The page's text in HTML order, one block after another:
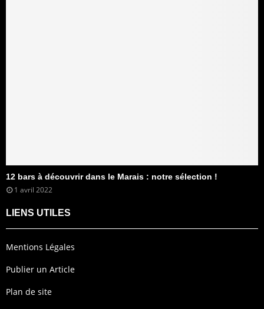
12 bars à découvrir dans le Marais : notre sélection !
1 avril 2022
LIENS UTILES
Mentions Légales
Publier un Article
Plan de site